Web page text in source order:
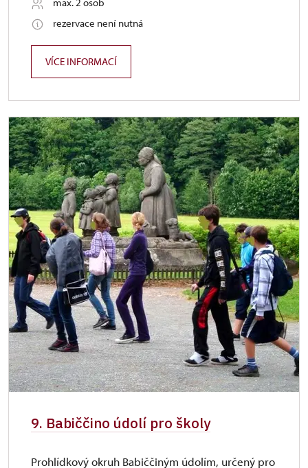
max. 2 osob
rezervace není nutná
VÍCE INFORMACÍ
9. Babiččino údolí pro školy
Prohlídkový okruh Babiččiným údolím, určený pro